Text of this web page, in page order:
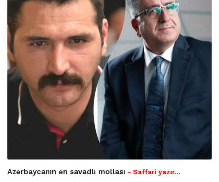
Azərbaycanın ən savadlı mollası - Saffari yazır…